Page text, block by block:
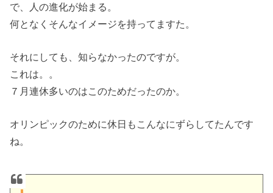
で、人の進化が始まる。
何となくそんなイメージを持ってますた。
それにしても、知らなかったのですが。
これは。。
７月連休多いのはこのためだったのか。
オリンピックのために休日もこんなにずらしてたんです
ね。